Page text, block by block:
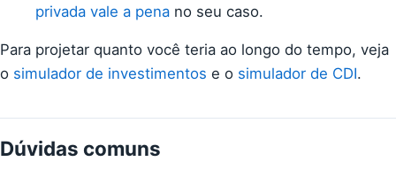
privada vale a pena no seu caso.
Para projetar quanto você teria ao longo do tempo, veja
o simulador de investimentos e o simulador de CDI.
Dúvidas comuns